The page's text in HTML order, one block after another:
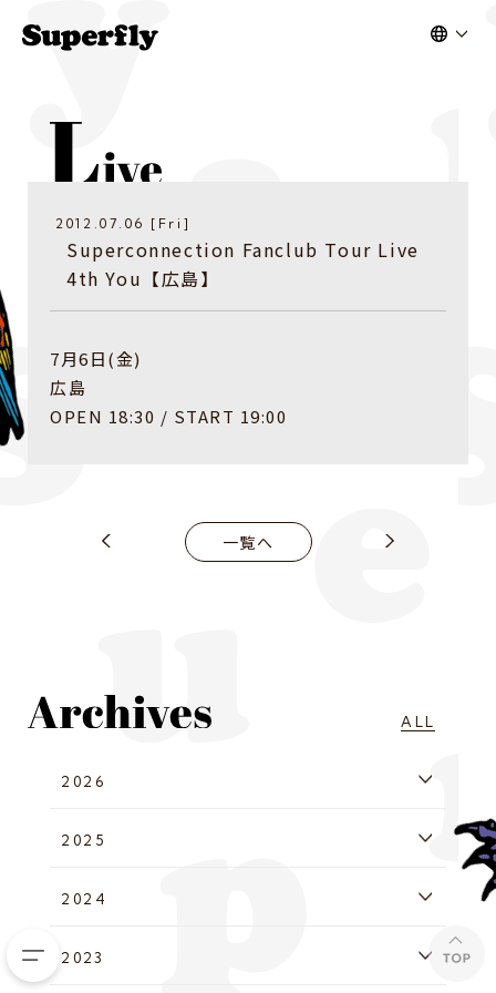
2012.07.06 [Fri]
​Superconnection Fanclub Tour Live
4th You【広島】
7月6日(金)
広島
OPEN 18:30 / START 19:00
一覧へ
ALL
2026
2025
2024
2023